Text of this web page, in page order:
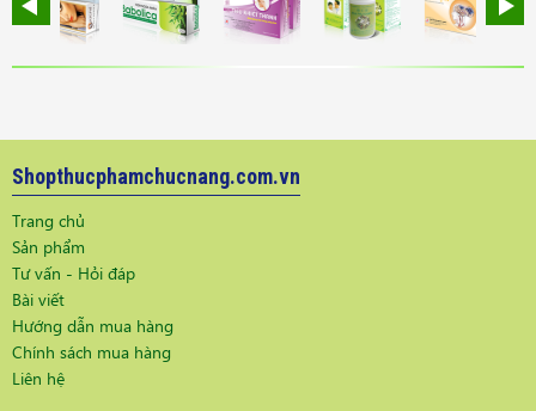
Shopthucphamchucnang.com.vn
Trang chủ
Sản phẩm
Tư vấn - Hỏi đáp
Bài viết
Hướng dẫn mua hàng
Chính sách mua hàng
Liên hệ